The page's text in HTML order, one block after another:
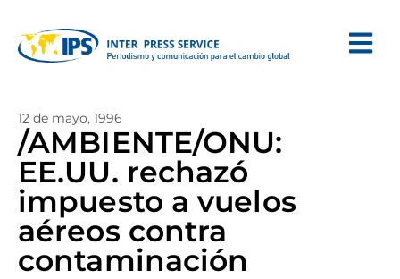
12 de mayo, 1996
/AMBIENTE/ONU:
EE.UU. rechazó
impuesto a vuelos
aéreos contra
contaminación